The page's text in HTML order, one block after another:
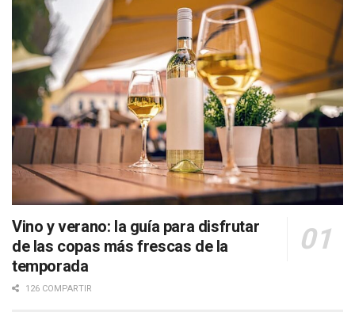
Vino y verano: la guía para disfrutar
de las copas más frescas de la
temporada
126 COMPARTIR